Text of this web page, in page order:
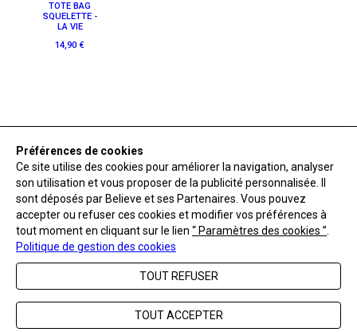
TOTE BAG
SQUELETTE -
LA VIE
14,90 €
Accueil
FAQ
Nous contacter
CGV
Mentions légales
Gérer les cookies
Politique de confidentialité
Préférences de cookies
Ce site utilise des cookies pour améliorer la navigation, analyser
son utilisation et vous proposer de la publicité personnalisée. Il
sont déposés par Believe et ses Partenaires. Vous pouvez
accepter ou refuser ces cookies et modifier vos préférences à
tout moment en cliquant sur le lien “ Paramètres des cookies ”
Politique de gestion des cookies
TOUT REFUSER
TOUT ACCEPTER